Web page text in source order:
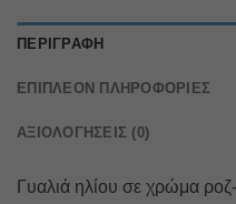
ΠΕΡΙΓΡΑΦΉ
ΕΠΙΠΛΈΟΝ ΠΛΗΡΟΦΟΡΊΕΣ
ΑΞΙΟΛΟΓΉΣΕΙΣ (0)
Γυαλιά ηλίου σε χρώμα